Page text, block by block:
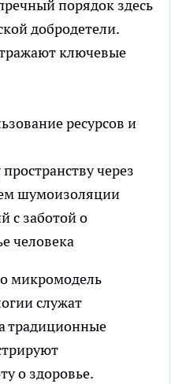
порядок здесь
добродетели.
ключевые
ресурсов и
через
шумоизоляции
с заботой о
человека
микромодель
служат
традиционные
о здоровье.